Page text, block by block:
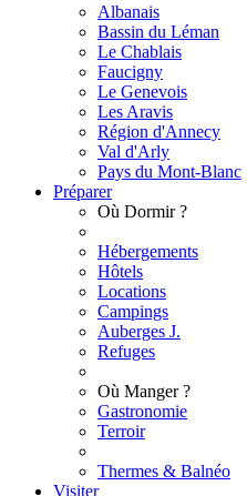
Albanais
Bassin du Léman
Le Chablais
Faucigny
Le Genevois
Les Aravis
Région d'Annecy
Val d'Arly
Pays du Mont-Blanc
Préparer
Où Dormir ?
Hébergements
Hôtels
Locations
Campings
Auberges J.
Refuges
Où Manger ?
Gastronomie
Terroir
Thermes & Balnéo
Visiter